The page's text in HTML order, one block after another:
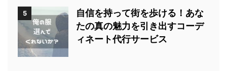
5
自信を持って街を歩ける！あな
たの真の魅力を引き出すコーデ
ィネート代行サービス